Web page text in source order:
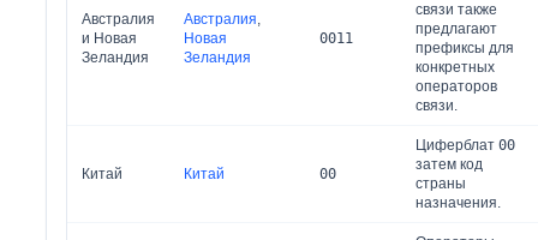
Австралия
и Новая
Зеландия
Австралия,
Новая
Зеландия
0011
связи также
предлагают
префиксы для
конкретных
операторов
связи.
Китай Китай 00
Циферблат00
затем код
страны
назначения.